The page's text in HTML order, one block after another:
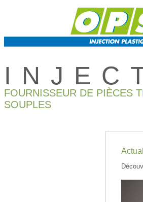
FOURNISSEUR DE PIÈCES
SOUPLES